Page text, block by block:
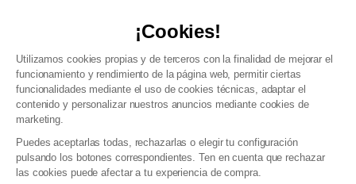
¡Cookies!
Utilizamos cookies propias y de terceros con la finalidad de mejorar el
funcionamiento y rendimiento de la página web, permitir ciertas
funcionalidades mediante el uso de cookies técnicas, adaptar el
contenido y personalizar nuestros anuncios mediante cookies de
marketing.
Puedes aceptarlas todas, rechazarlas o elegir tu configuración
pulsando los botones correspondientes. Ten en cuenta que rechazar
las cookies puede afectar a tu experiencia de compra.
Política de gestión de datos personales y cookies
Condiciones generales de Venta Profesional
Declaración de accesibilidad